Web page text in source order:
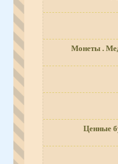
Монеты .
Ценные